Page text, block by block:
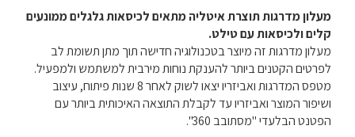
מעלון מדרגות תוצרת איטליה מתאים לכיסאות גלגלים ממונעים
קלים ולכיסאות עם טילט.
מעלון מדרגות זה מיוצר בטכנולוגיה חדישה תוך מתן תשומת לב
לפרטים הקטנים ביותר להענקת נוחות מירבית למשתמש ולמפעיל.
מטפס המדרגות ואביזריו יצאו לשוק לאחר 8 שנות פיתוח, עיצוב
ושיפור המוצר ואביזריו עד לקבלת התוצאה האיכותית ביותר עם
הפטנט הבלעדי "מסתובב 360".